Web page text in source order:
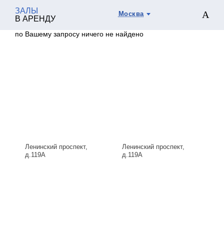
ЗАЛЫ
В АРЕНДУ
Москва
по Вашему запросу ничего не найдено
Ленинский проспект,
д.119А
Ленинский проспект,
д.119А